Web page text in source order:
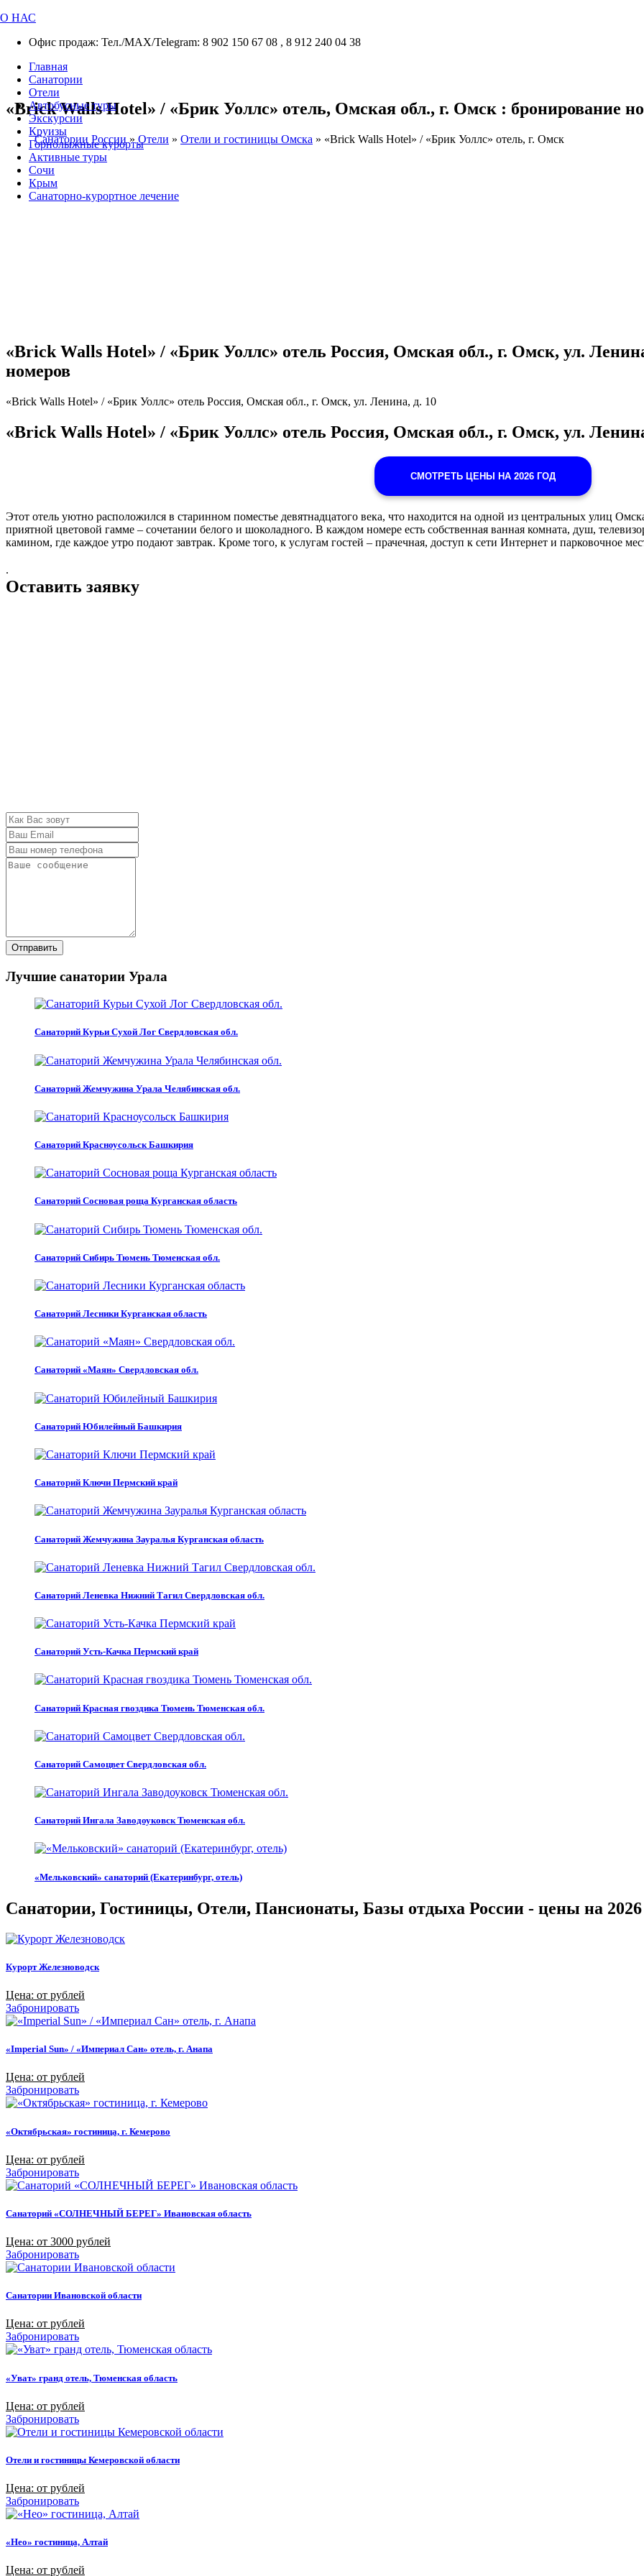
О НАС
Офис продаж: Тел./МАХ/Telegram: 8 902 150 67 08 , 8 912 240 04 38
Главная
Санатории
Отели
Автобусные туры
Экскурсии
Круизы
Горнолыжные курорты
Активные туры
Сочи
Крым
Санаторно-курортное лечение
«Brick Walls Hotel» / «Брик Уоллс» отель, Омская обл., г. Омск : бронирование
Санатории России » Отели » Отели и гостиницы Омска » «Brick Walls Hotel» / «Брик Уоллс» отель, г. Омск
«Brick Walls Hotel» / «Брик Уоллс» отель Россия, Омская обл., г. Омск, ул.
номеров
«Brick Walls Hotel» / «Брик Уоллс» отель Россия, Омская обл., г. Омск, ул. Ленина, д. 10
«Brick Walls Hotel» / «Брик Уоллс» отель Россия, Омская обл., г. Омск, ул.
СМОТРЕТЬ ЦЕНЫ НА 2026 ГОД
Этот отель уютно расположился в старинном поместье девятнадцатого века, что находится на одной из центральных улиц
приятной цветовой гамме – сочетании белого и шоколадного. В каждом номере есть собственная ванная комната, душ,
камином, где каждое утро подают завтрак. Кроме того, к услугам гостей – прачечная, доступ к сети Интернет и парковочное
.
Оставить заявку
Отправить
Лучшие санатории Урала
Санаторий Курьи Сухой Лог Свердловская обл.
Санаторий Жемчужина Урала Челябинская обл.
Санаторий Красноусольск Башкирия
Санаторий Сосновая роща Курганская область
Санаторий Сибирь Тюмень Тюменская обл.
Санаторий Лесники Курганская область
Санаторий «Маян» Свердловская обл.
Санаторий Юбилейный Башкирия
Санаторий Ключи Пермский край
Санаторий Жемчужина Зауралья Курганская область
Санаторий Леневка Нижний Тагил Свердловская обл.
Санаторий Усть-Качка Пермский край
Санаторий Красная гвоздика Тюмень Тюменская обл.
Санаторий Самоцвет Свердловская обл.
Санаторий Ингала Заводоуковск Тюменская обл.
«Мельковский» санаторий (Екатеринбург, отель)
Санатории, Гостиницы, Отели, Пансионаты, Базы отдыха России - цены на 2026
Курорт Железноводск
Цена: от рублей
Забронировать
«Imperial Sun» / «Империал Сан» отель, г. Анапа
Цена: от рублей
Забронировать
«Октябрьская» гостиница, г. Кемерово
Цена: от рублей
Забронировать
Санаторий «СОЛНЕЧНЫЙ БЕРЕГ» Ивановская область
Цена: от 3000 рублей
Забронировать
Санатории Ивановской области
Цена: от рублей
Забронировать
«Уват» гранд отель, Тюменская область
Цена: от рублей
Забронировать
Отели и гостиницы Кемеровской области
Цена: от рублей
Забронировать
«Нео» гостиница, Алтай
Цена: от рублей